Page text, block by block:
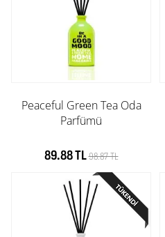
Peaceful Green Tea Oda
Parfümü
89.88 TL98.87 TL